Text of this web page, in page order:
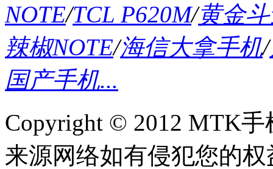
NOTE/TCL P620M/黄金
辣椒NOTE/海信大拿手机/
国产手机...
Copyright © 2012 MTK
来源网络如有侵犯您的